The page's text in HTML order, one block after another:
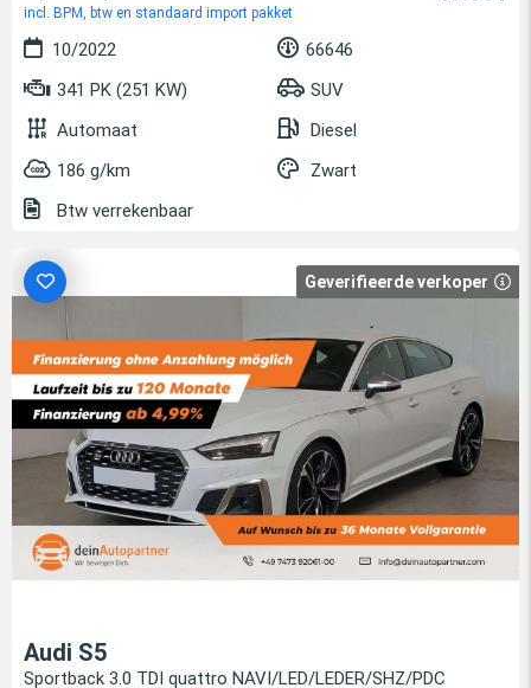
incl. BPM, btw en standaard import pakket
10/2022
66646
341 PK (251 KW)
SUV
Automaat
Diesel
186 g/km
Zwart
Btw verrekenbaar
Geverifieerde verkoper
Audi S5
Sportback 3.0 TDI quattro NAVI/LED/LEDER/SHZ/PDC